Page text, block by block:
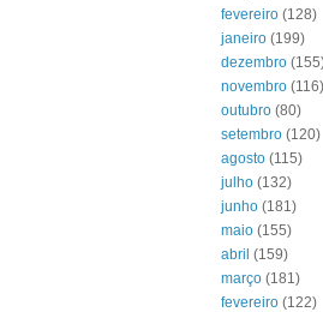
fevereiro (128)
janeiro (199)
dezembro
novembro (116)
outubro (80)
setembro (120)
agosto (115)
julho (132)
junho (181)
maio (155)
abril (159)
março (181)
fevereiro (122)